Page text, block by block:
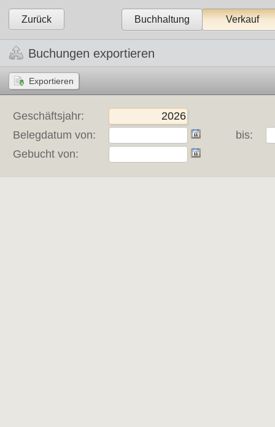
Zurück Buchhaltung Verkauf
Buchungen exportieren
Geschäftsjahr:
Belegdatum von:
bis:
Gebucht von: